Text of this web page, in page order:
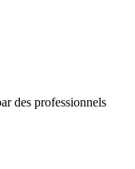
des professionnels